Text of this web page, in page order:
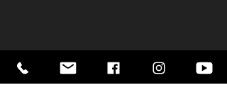
ROCK AND MAGIC
AKROBATIKUS ROCK AND ROLL
SPORTEGYESÜLET